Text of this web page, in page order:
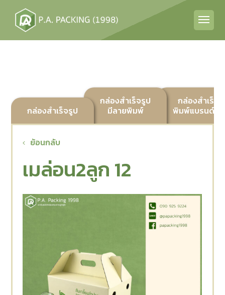
กล่องสำเร็จรูป
กล่องสำเร็จรูป
มีลายพิมพ์
กล่องสำเร็จ
พิมพ์แบรนด์ลู
ย้อนกลับ
เมล่อน2ลูก 12